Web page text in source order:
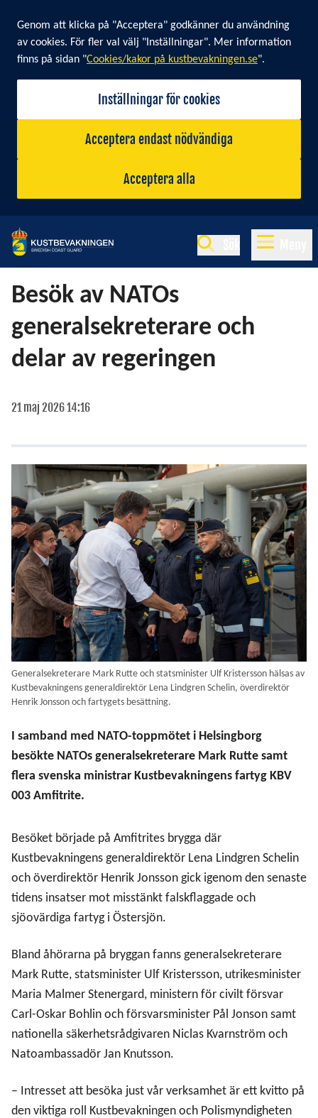
Cookie banner
Genom att klicka på "Acceptera" godkänner du användning
av cookies. För fler val välj "Inställningar". Mer information
finns på sidan "Cookies/kakor på kustbevakningen.se".
Inställningar för cookies
Acceptera endast nödvändiga
Acceptera alla
Besök av NATOs
generalsekreterare och
delar av regeringen
21 maj 2026 14:16
Generalsekreterare Mark Rutte och statsminister Ulf Kristersson hälsas av
Kustbevakningens generaldirektör Lena Lindgren Schelin, överdirektör
Henrik Jonsson och fartygets besättning.
I samband med NATO-toppmötet i Helsingborg
besökte NATOs generalsekreterare Mark Rutte samt
flera svenska ministrar Kustbevakningens fartyg KBV
003 Amfitrite.
Besöket började på Amfitrites brygga där
Kustbevakningens generaldirektör Lena Lindgren Schelin
och överdirektör Henrik Jonsson gick igenom den senaste
tidens insatser mot misstänkt falskflaggade och
sjöovärdiga fartyg i Östersjön.
Bland åhörarna på bryggan fanns generalsekreterare
Mark Rutte, statsminister Ulf Kristersson, utrikesminister
Maria Malmer Stenergard, ministern för civilt försvar
Carl-Oskar Bohlin och försvarsminister Pål Jonson samt
nationella säkerhetsrådgivaren Niclas Kvarnström och
Natoambassadör Jan Knutsson.
– Intresset att besöka just vår verksamhet är ett kvitto på
den viktiga roll Kustbevakningen och Polismyndigheten